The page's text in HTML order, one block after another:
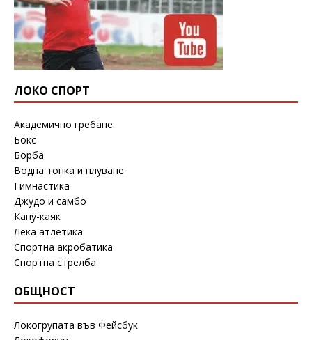
ЛОКО СПОРТ
Академично гребане
Бокс
Борба
Водна топка и плуване
Гимнастика
Джудо и самбо
Кану-каяк
Лека атлетика
Спортна акробатика
Спортна стрелба
ОБЩНОСТ
Локогрупата във Фейсбук